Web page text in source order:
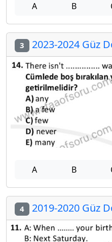
A B
3 2023-2024 Güz
A B
4 2019-2020 Güz